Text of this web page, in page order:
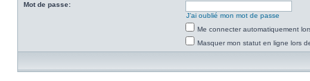
Mot de passe:
J’ai oublié mon mot de passe
Me connecter automatiquement
Masquer mon statut en ligne lors